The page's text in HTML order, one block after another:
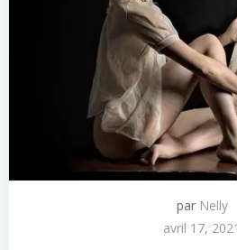
par Nelly
avril 17, 2021